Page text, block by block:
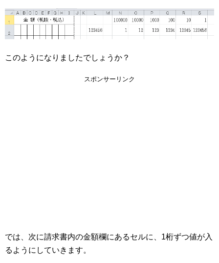
このようになりましたでしょうか？
スポンサーリンク
では、次に請求書内の金額欄にあるセルに、1桁ずつ値が入
るようにしていきます。